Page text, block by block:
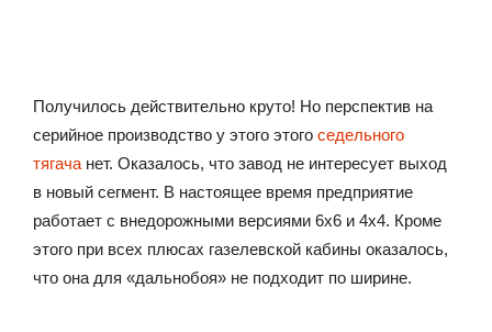
Получилось действительно круто! Но перспектив на
серийное производство у этого этого седельного
тягача нет. Оказалось, что завод не интересует выход
в новый сегмент. В настоящее время предприятие
работает с внедорожными версиями 6х6 и 4х4. Кроме
этого при всех плюсах газелевской кабины оказалось,
что она для «дальнобоя» не подходит по ширине.